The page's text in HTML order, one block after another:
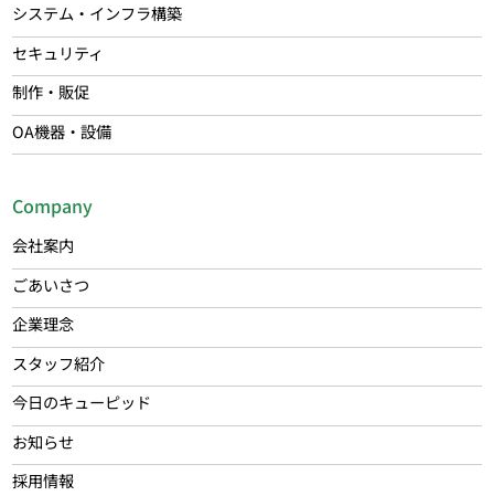
システム・インフラ構築
セキュリティ
制作・販促
OA機器・設備
Company
会社案内
ごあいさつ
企業理念
スタッフ紹介
今日のキューピッド
お知らせ
採用情報